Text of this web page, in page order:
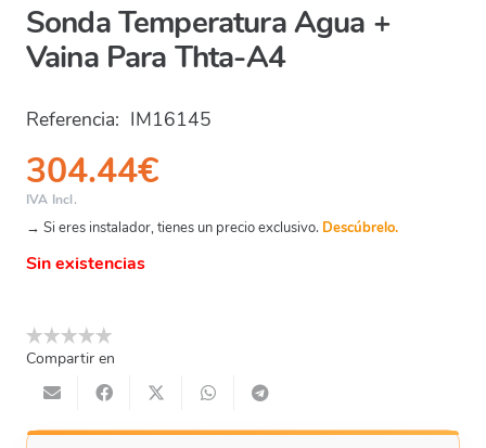
Sonda Temperatura Agua +
Vaina Para Thta-A4
Referencia: IM16145
304.44€
IVA Incl.
→ Si eres instalador, tienes un precio exclusivo. Descúbrelo.
Sin existencias
Compartir en